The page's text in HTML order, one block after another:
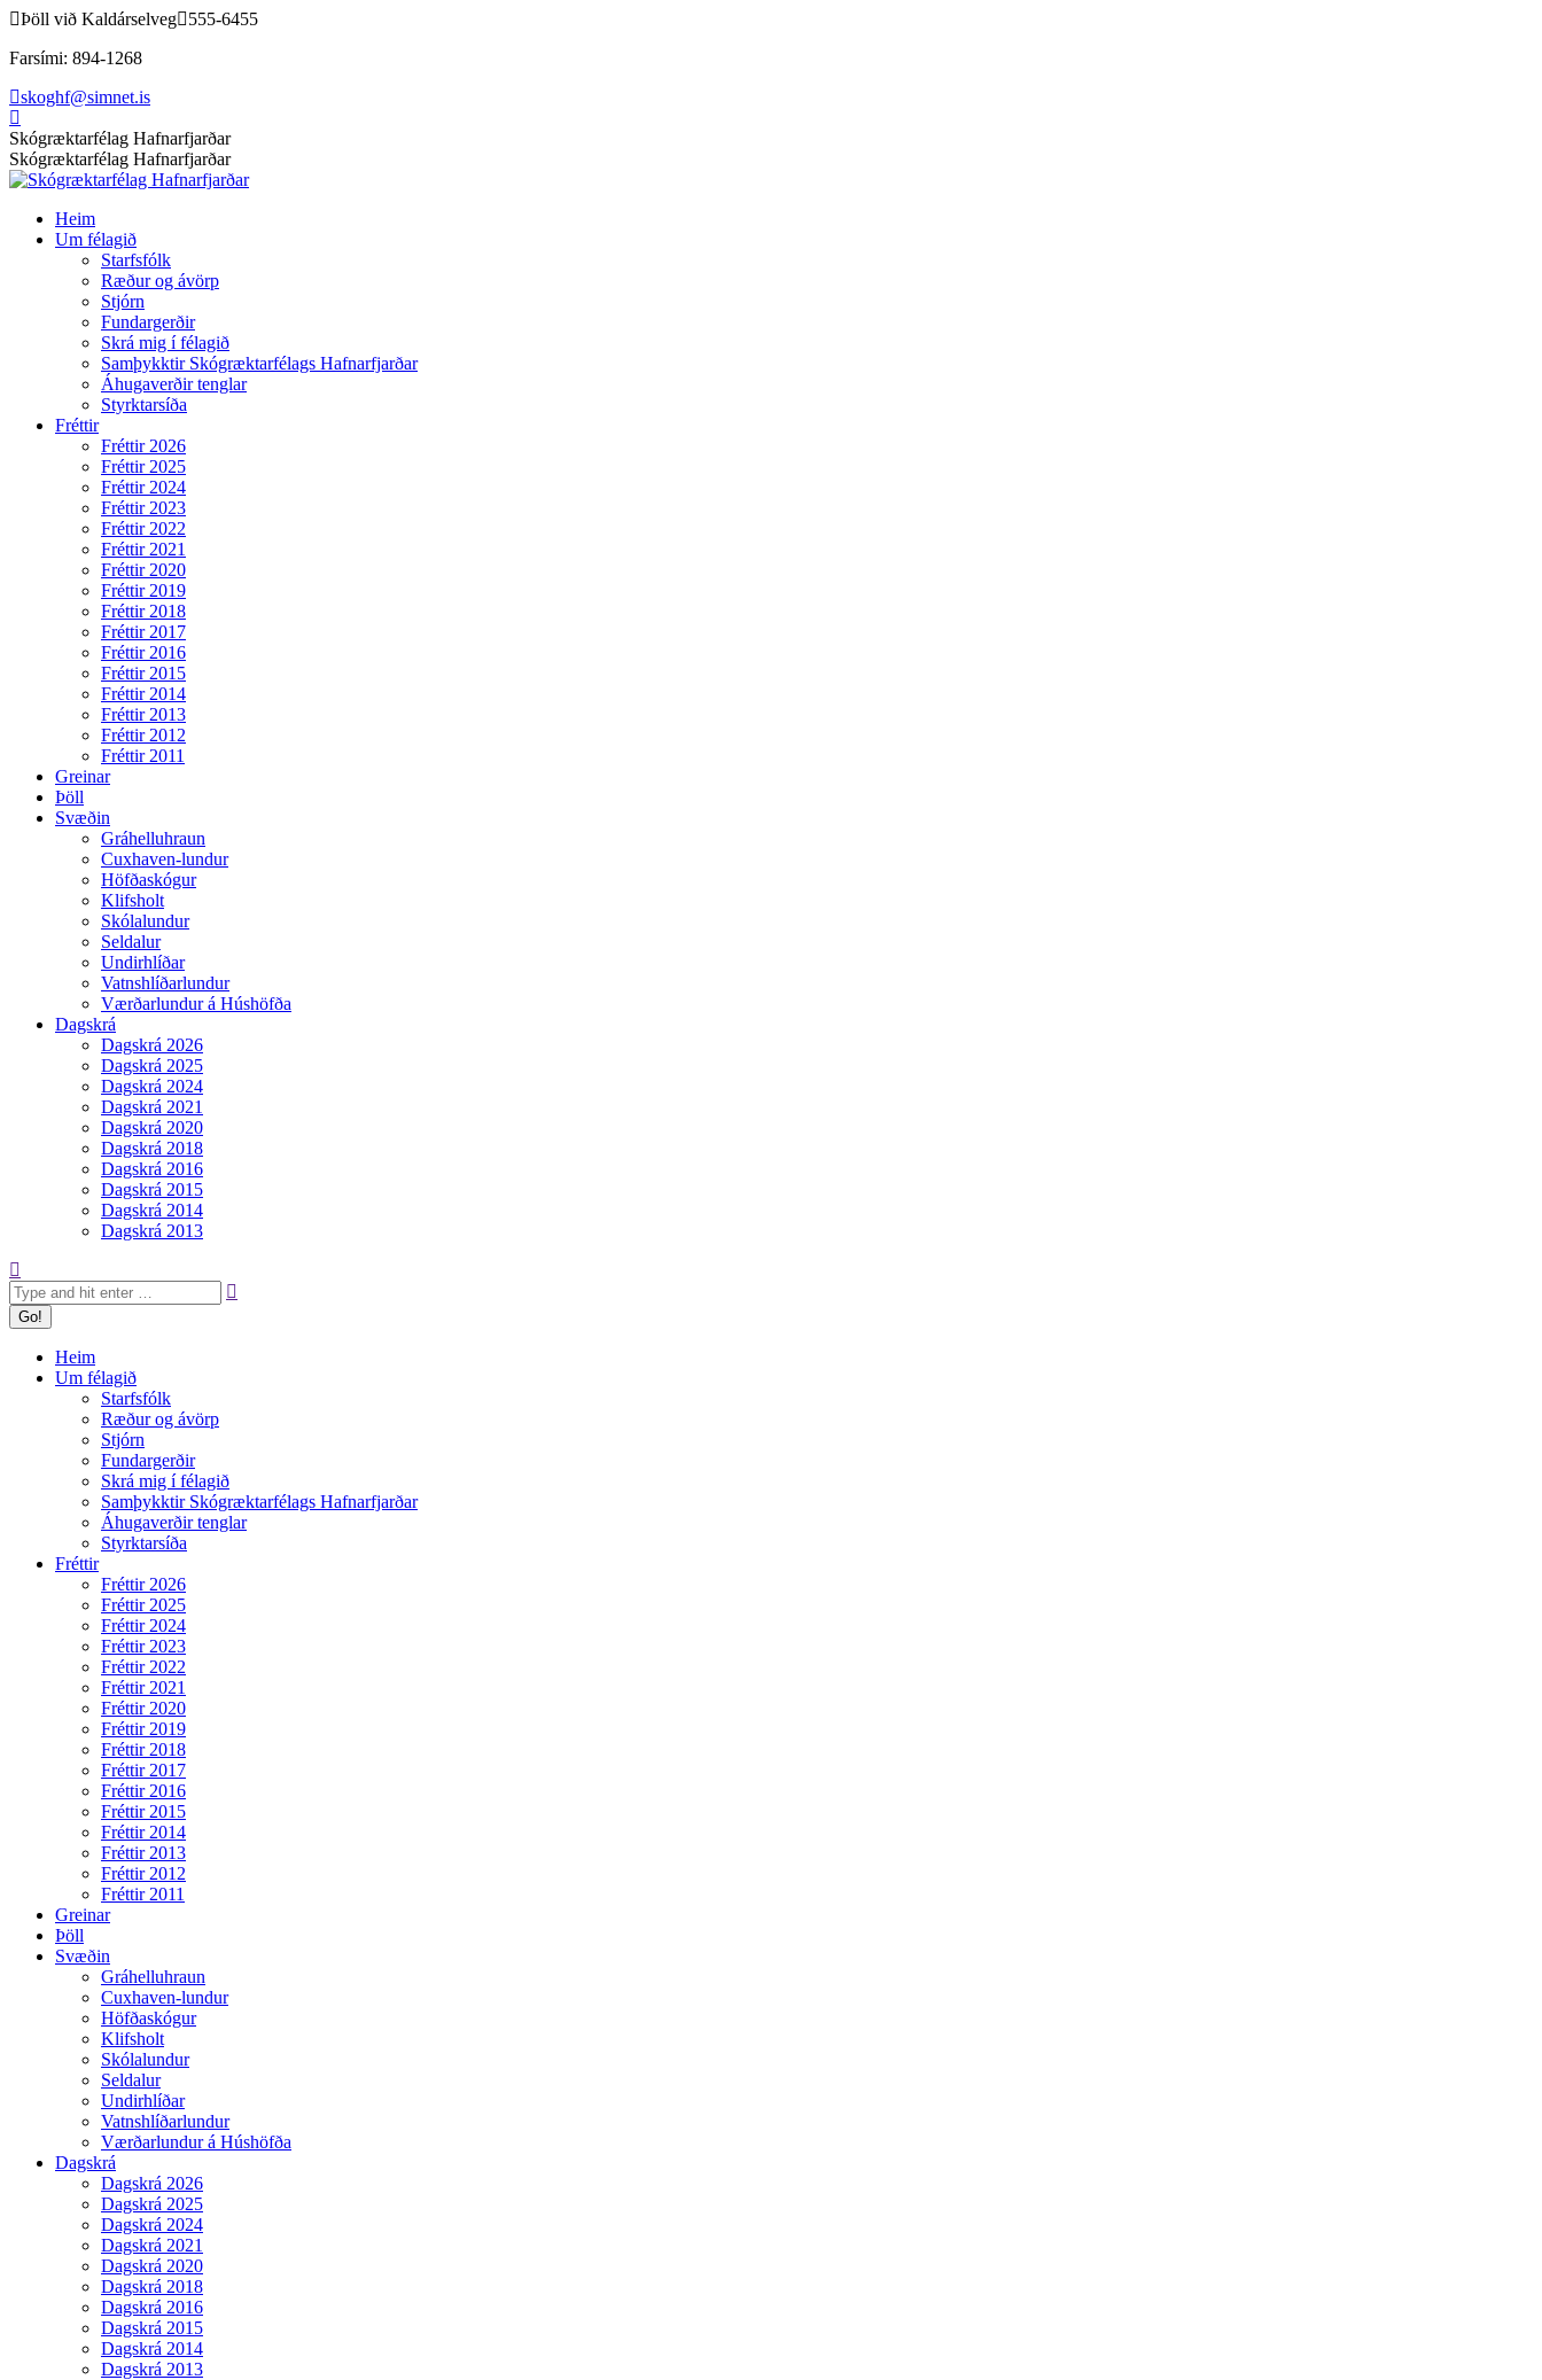
Skip
content
Þöll við Kaldárselveg
555-6455
Farsími: 894-1268
skoghf@simnet.is
page
opens
in
window
Skógræktarfélag Hafnarfjarðar
Skógræktarfélag Hafnarfjarðar
Heim
Um félagið
Starfsfólk
Ræður og ávörp
Stjórn
Fundargerðir
Skrá mig í félagið
Samþykktir Skógræktarfélags Hafnarfjarðar
Áhugaverðir tenglar
Styrktarsíða
Fréttir
Fréttir 2026
Fréttir 2025
Fréttir 2024
Fréttir 2023
Fréttir 2022
Fréttir 2021
Fréttir 2020
Fréttir 2019
Fréttir 2018
Fréttir 2017
Fréttir 2016
Fréttir 2015
Fréttir 2014
Fréttir 2013
Fréttir 2012
Fréttir 2011
Greinar
Þöll
Svæðin
Gráhelluhraun
Cuxhaven-lundur
Höfðaskógur
Klifsholt
Skólalundur
Seldalur
Undirhlíðar
Vatnshlíðarlundur
Værðarlundur á Húshöfða
Dagskrá
Dagskrá 2026
Dagskrá 2025
Dagskrá 2024
Dagskrá 2021
Dagskrá 2020
Dagskrá 2018
Dagskrá 2016
Dagskrá 2015
Dagskrá 2014
Dagskrá 2013
Search:
Heim
Um félagið
Starfsfólk
Ræður og ávörp
Stjórn
Fundargerðir
Skrá mig í félagið
Samþykktir Skógræktarfélags Hafnarfjarðar
Áhugaverðir tenglar
Styrktarsíða
Fréttir
Fréttir 2026
Fréttir 2025
Fréttir 2024
Fréttir 2023
Fréttir 2022
Fréttir 2021
Fréttir 2020
Fréttir 2019
Fréttir 2018
Fréttir 2017
Fréttir 2016
Fréttir 2015
Fréttir 2014
Fréttir 2013
Fréttir 2012
Fréttir 2011
Greinar
Þöll
Svæðin
Gráhelluhraun
Cuxhaven-lundur
Höfðaskógur
Klifsholt
Skólalundur
Seldalur
Undirhlíðar
Vatnshlíðarlundur
Værðarlundur á Húshöfða
Dagskrá
Dagskrá 2026
Dagskrá 2025
Dagskrá 2024
Dagskrá 2021
Dagskrá 2020
Dagskrá 2018
Dagskrá 2016
Dagskrá 2015
Dagskrá 2014
Dagskrá 2013